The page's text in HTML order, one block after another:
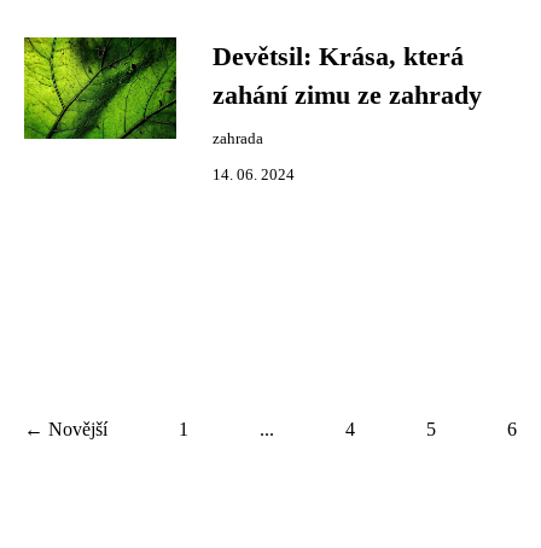
Devětsil: Krása, která
zahání zimu ze zahrady
zahrada
14. 06. 2024
← Novější 1 ... 4 5 6